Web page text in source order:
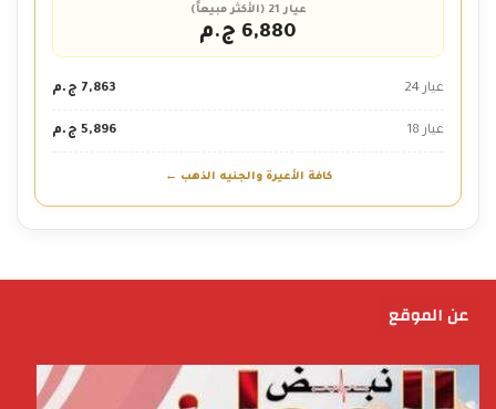
عيار 21 (الأكثر مبيعاً)
6,880 ج.م
عيار 24 7,863 ج.م
عيار 18 5,896 ج.م
كافة الأعيرة والجنيه الذهب ←
عن الموقع